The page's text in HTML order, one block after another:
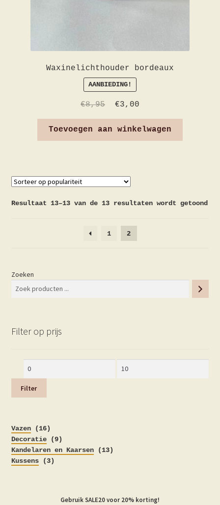
Waxinelichthouder bordeaux
AANBIEDING!
€8,95 €3,00
Toevoegen aan winkelwagen
Resultaat 13–13 van de 13 resultaten wordt getoond
1 2
Zoeken
Filter op prijs
Min.
Max.
Filter
Vazen 1616
producten
Decoratie 99
producten
Kandelaren en Kaarsen 1313
Kussens 33
Gebruik SALE20 voor 20% korting!